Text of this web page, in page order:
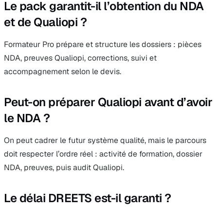
Le pack garantit-il l’obtention du NDA
et de Qualiopi ?
Formateur Pro prépare et structure les dossiers : pièces
NDA, preuves Qualiopi, corrections, suivi et
accompagnement selon le devis.
Peut-on préparer Qualiopi avant d’avoir
le NDA ?
On peut cadrer le futur système qualité, mais le parcours
doit respecter l’ordre réel : activité de formation, dossier
NDA, preuves, puis audit Qualiopi.
Le délai DREETS est-il garanti ?